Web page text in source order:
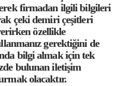
firmadan ilgili bilgileri
çeki demiri çeşitleri
özellikle
gerektiğini de
bilgi almak için tek
bulunan iletişim
olacaktır.